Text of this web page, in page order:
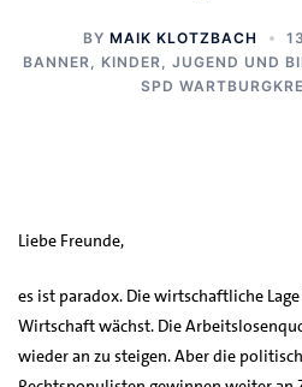
BY MAIK KLOTZBACH
BANNER
KINDER, JUGEND UND
SPD
Liebe Freunde,
es ist paradox. Die wirtschaftliche
Wirtschaft wächst. Die
wieder an zu steigen. Aber die